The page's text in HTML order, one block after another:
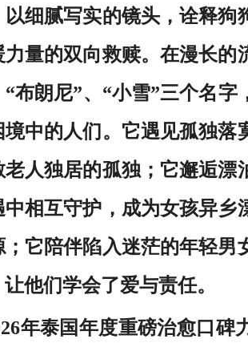
细腻写实的镜头，诠释狗
量的双向救赎。在漫长的
布朗尼”、“小雪”三个名
中的人们。它遇见孤独落
人独居的孤独；它邂逅漂
中相互守护，成为女孩异乡
它陪伴陷入迷茫的年轻男
他们学会了爱与责任。
年泰国年度重磅治愈口碑